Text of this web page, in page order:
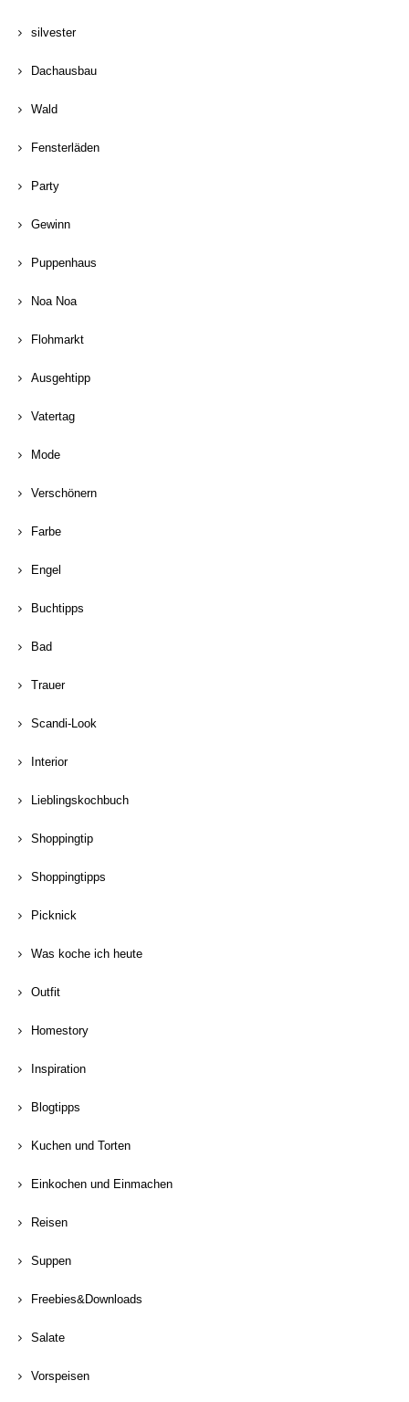
silvester
Dachausbau
Wald
Fensterläden
Party
Gewinn
Puppenhaus
Noa Noa
Flohmarkt
Ausgehtipp
Vatertag
Mode
Verschönern
Farbe
Engel
Buchtipps
Bad
Trauer
Scandi-Look
Interior
Lieblingskochbuch
Shoppingtip
Shoppingtipps
Picknick
Was koche ich heute
Outfit
Homestory
Inspiration
Blogtipps
Kuchen und Torten
Einkochen und Einmachen
Reisen
Suppen
Freebies&Downloads
Salate
Vorspeisen